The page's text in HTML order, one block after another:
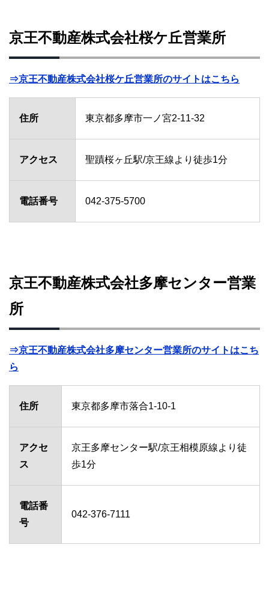
京王不動産株式会社桜ケ丘営業所
⇒京王不動産株式会社桜ケ丘営業所のサイトはこちら
住所 東京都多摩市一ノ宮2-11-32
アクセス 聖蹟桜ヶ丘駅/京王線より徒歩1分
電話番号 042-375-5700
京王不動産株式会社多摩センター営業
所
⇒京王不動産株式会社多摩センター営業所のサイトはこち
ら
住所 東京都多摩市落合1-10-1
アクセ
ス
京王多摩センター駅/京王相模原線より徒
歩1分
電話番
号
042-376-7111